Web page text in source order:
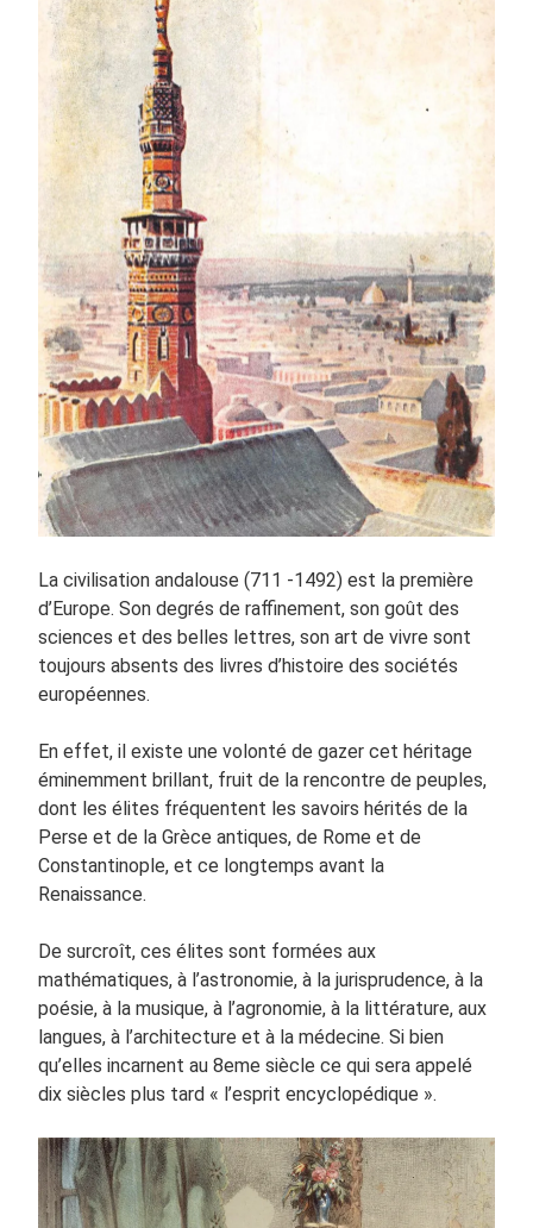
soutien-
gorge
unique »
La civilisation andalouse (711 -1492) est la première
d’Europe. Son degrés de raffinement, son goût des
sciences et des belles lettres, son art de vivre sont
toujours absents des livres d’histoire des sociétés
européennes.
En effet, il existe une volonté de gazer cet héritage
éminemment brillant, fruit de la rencontre de peuples,
dont les élites fréquentent les savoirs hérités de la
Perse et de la Grèce antiques, de Rome et de
Constantinople, et ce longtemps avant la
Renaissance.
De surcroît, ces élites sont formées aux
mathématiques, à l’astronomie, à la jurisprudence, à la
poésie, à la musique, à l’agronomie, à la littérature, aux
langues, à l’architecture et à la médecine. Si bien
qu’elles incarnent au 8eme siècle ce qui sera appelé
dix siècles plus tard « l’esprit encyclopédique ».